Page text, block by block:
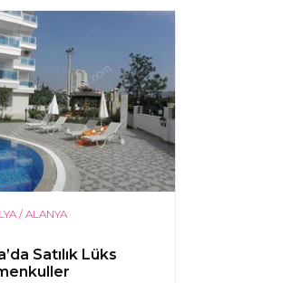
/ ALANYA
Satılık Lüks